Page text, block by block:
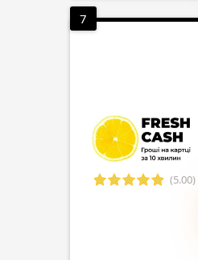
7
(5.00)